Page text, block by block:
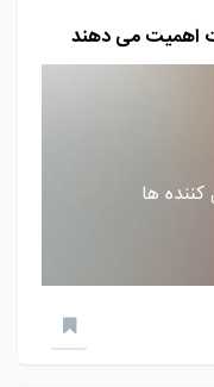
اهمیت می دهند
ها